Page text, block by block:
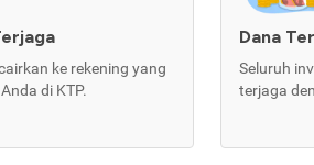
ke rekening yang
di KTP.
Dana
Seluruh
terjaga